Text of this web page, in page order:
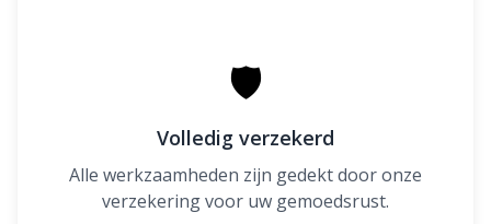
🛡
Volledig verzekerd
Alle werkzaamheden zijn gedekt door onze
verzekering voor uw gemoedsrust.